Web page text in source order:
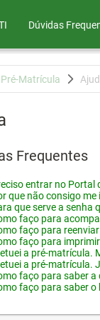
Dúvidas
Pré-Matrícula
Frequentes
entrar no Portal
que não consigo
que serve a senha
faço para
faço para
faço para
a pré-matrícula.
a pré-matrícula.
faço para saber a
faço para saber o